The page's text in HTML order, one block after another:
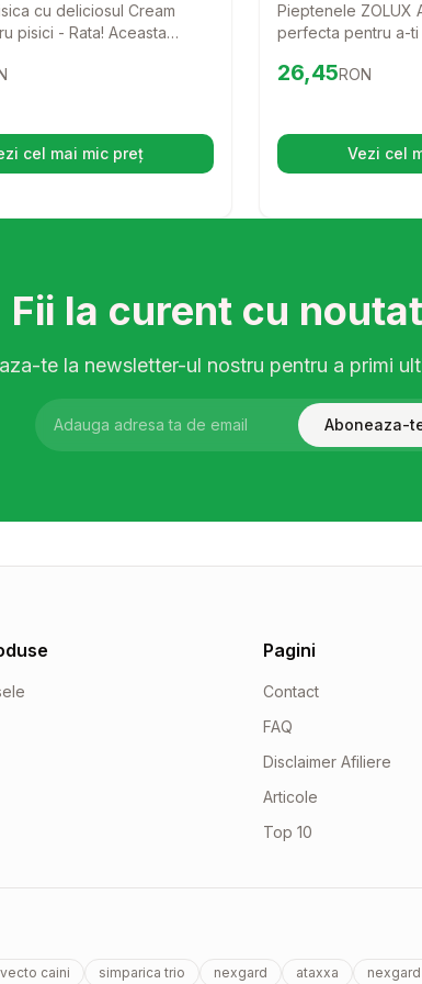
cu deliciosul Cream
pisici - Rata! Aceasta
a aduce un zambet pe
cel mai mic preț
(se deschide într-o filă nouă)
Pieptenele ZOLUX
perfecta pentru a-ti
descurcarea blanii
Preț:26.45
26,45RON
Vezi cel
Fii la curent cu
te la newsletter-ul nostru pentru a primi
Aboneaza-
Pagini
Contact
FAQ
Disclaimer Afiliere
Articole
Top 10
caini simparica trio nexgard ataxxa